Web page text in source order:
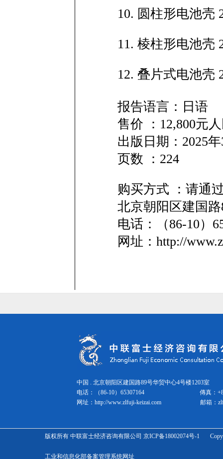
10. 圆柱形电池壳
11. 棱柱形电池壳
12. 叠片式电池壳
报告语言：日语
售价 ：12,800元
出版日期：2025
页数 ：224
购买方式 ：请通
北京朝阳区建国
电话：（86-
网址：http://
中国 . 北京朝阳区建国路89号华贸中心4号楼1203室
电话：（86-10）65307164
傳真：
网址： http://www.zlfuji-keizai.com 邮箱：
版权所有 中联富士经济咨询有限公司 京ICP备18002074号-1
工业和信息化部备案管理系统网址